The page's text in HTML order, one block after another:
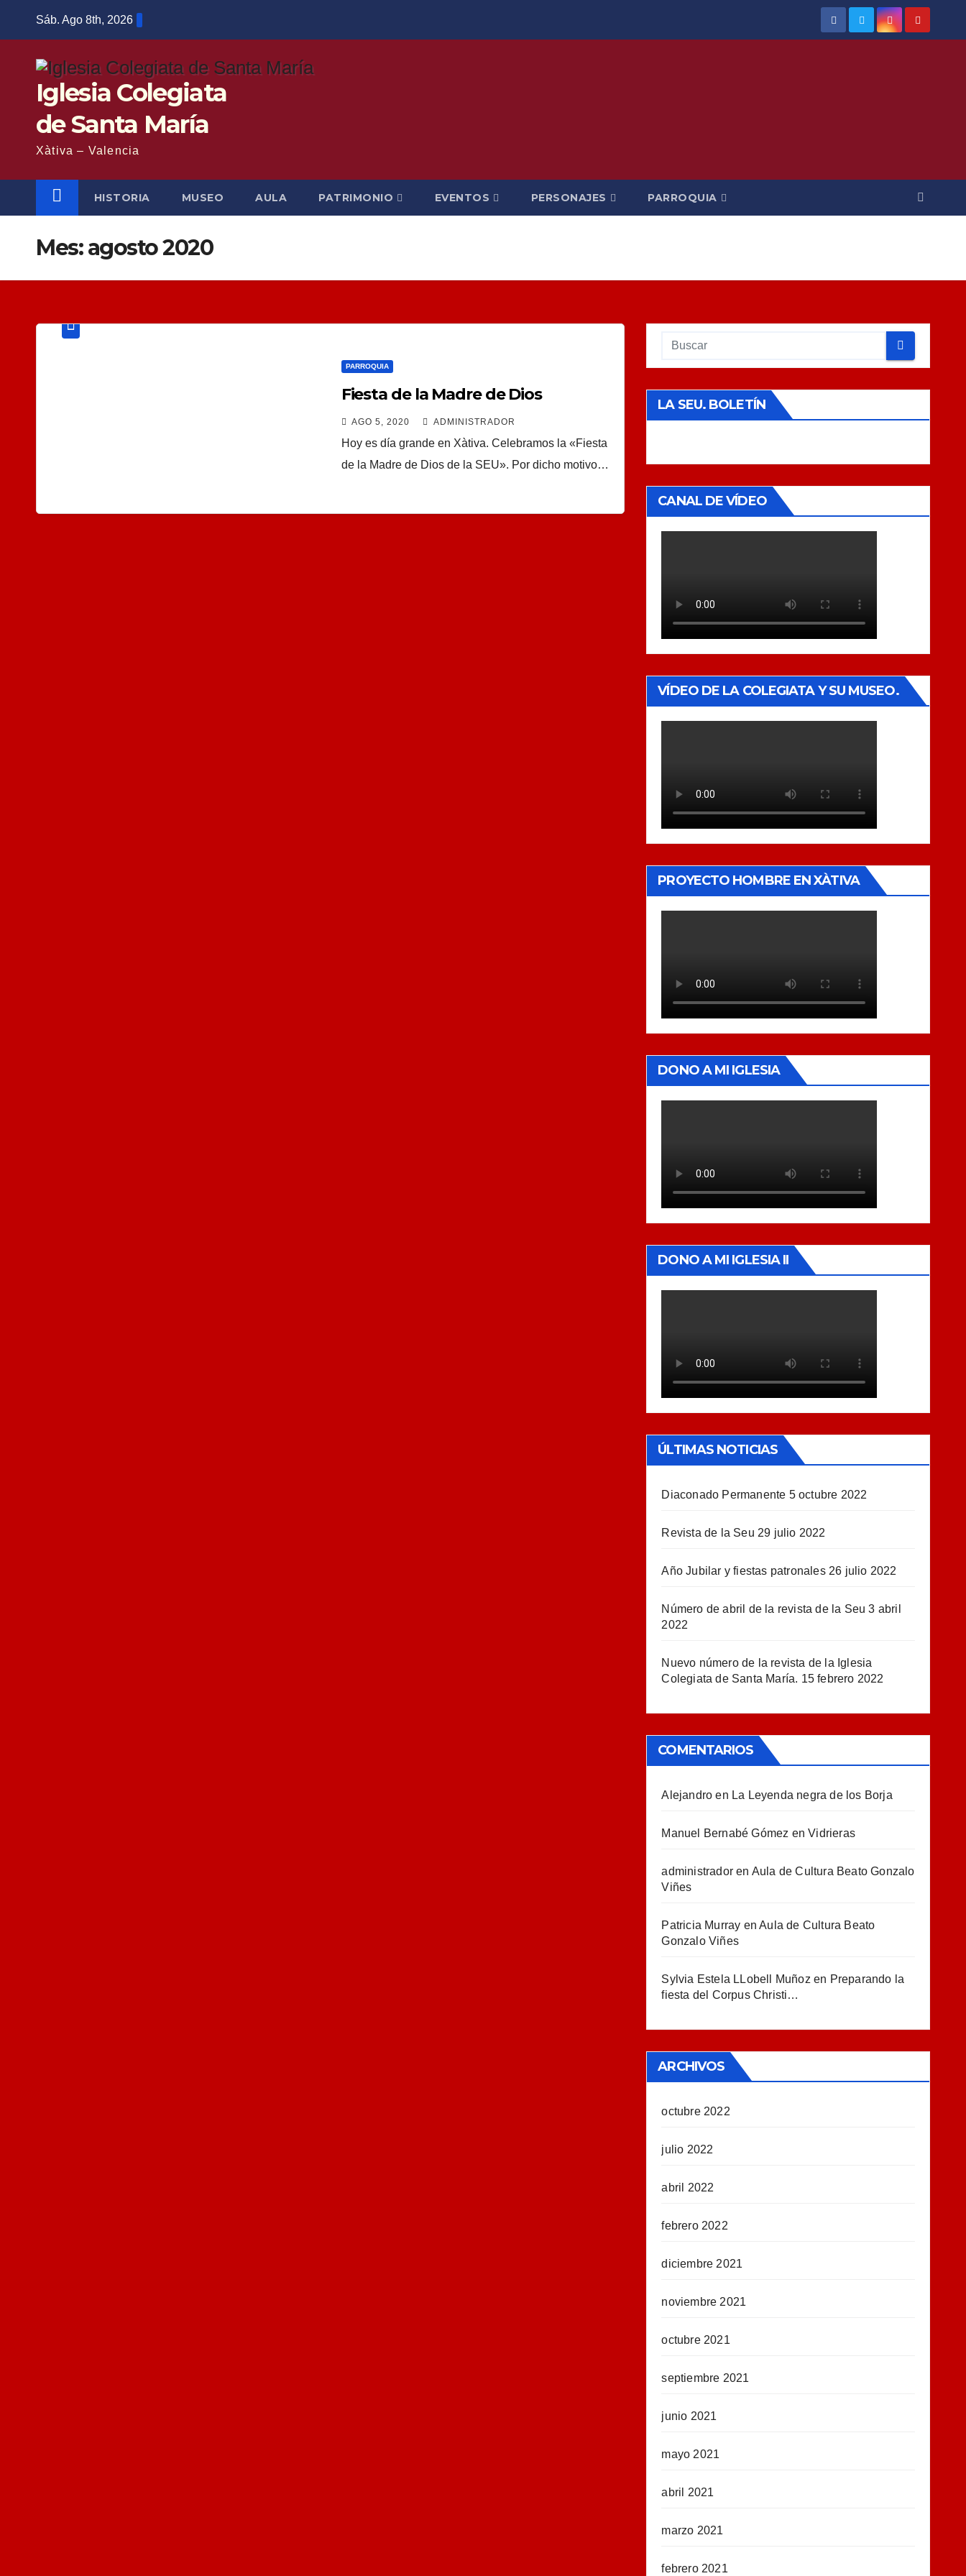
Sáb. Ago 8th, 2026
Iglesia Colegiata
de Santa María
Xàtiva – Valencia
HISTORIA MUSEO AULA PATRIMONIO EVENTOS PERSONAJES PARROQUIA
Mes:agosto 2020
PARROQUIA
Fiesta de la Madre de Dios
AGO 5, 2020 ADMINISTRADOR
Hoy es día grande en Xàtiva. Celebramos la «Fiesta
de la Madre de Dios de la SEU». Por dicho motivo…
LA SEU. BOLETÍN
CANAL DE VÍDEO
VÍDEO DE LA COLEGIATA Y SU MUSEO.
PROYECTO HOMBRE EN XÀTIVA
DONO A MI IGLESIA
DONO A MI IGLESIA II
ÚLTIMAS NOTICIAS
Diaconado Permanente 5 octubre 2022
Revista de la Seu 29 julio 2022
Año Jubilar y fiestas patronales 26 julio 2022
Número de abril de la revista de la Seu 3 abril
2022
Nuevo número de la revista de la Iglesia
Colegiata de Santa María. 15 febrero 2022
COMENTARIOS
Alejandro en La Leyenda negra de los Borja
Manuel Bernabé Gómez enVidrieras
administradoren Aula de Cultura Beato Gonzalo
Viñes
Patricia Murray enAula de Cultura Beato
Gonzalo Viñes
Sylvia Estela LLobell Muñoz en Preparando la
fiesta del Corpus Christi…
ARCHIVOS
octubre 2022
julio 2022
abril 2022
febrero 2022
diciembre 2021
noviembre 2021
octubre 2021
septiembre 2021
junio 2021
mayo 2021
abril 2021
marzo 2021
febrero 2021